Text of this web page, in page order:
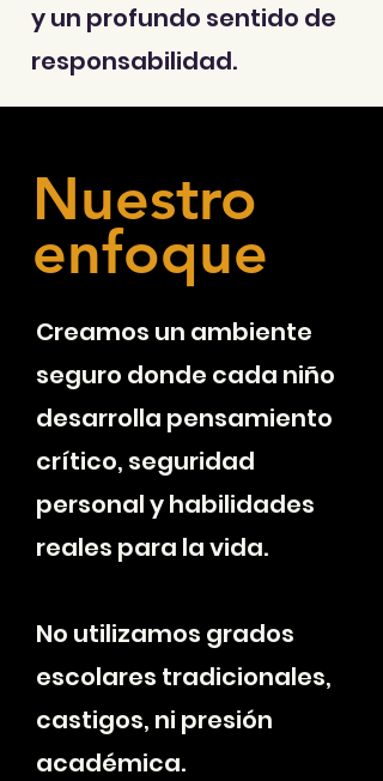
y un profundo sentido de
responsabilidad.
Nuestro
enfoque
Creamos un ambiente
seguro donde cada niño
desarrolla pensamiento
crítico, seguridad
personal y habilidades
reales para la vida.
No utilizamos grados
escolares tradicionales,
castigos, ni presión
académica.